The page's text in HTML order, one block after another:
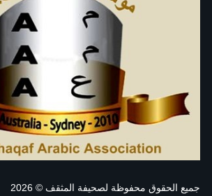
جميع الحقوق محفوظة لصحيفة المثقف© 2026